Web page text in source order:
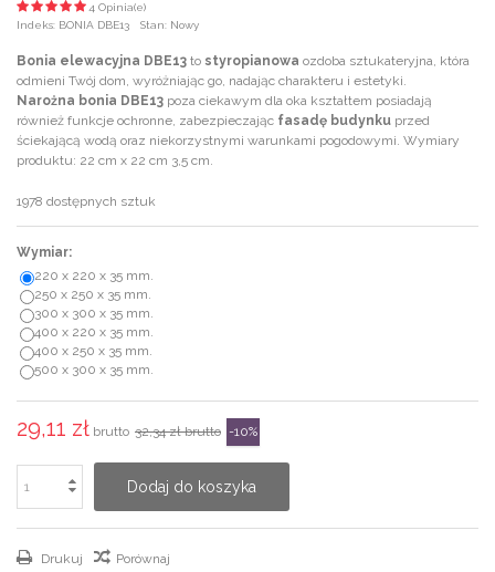
4 Opinia(e)
Indeks: BONIA DBE13 Stan: Nowy
Bonia elewacyjna DBE13 to styropianowa ozdoba sztukateryjna, która
odmieni Twój dom, wyróżniając go, nadając charakteru i estetyki.
Narożna bonia DBE13 poza ciekawym dla oka kształtem posiadają
również funkcje ochronne, zabezpieczając fasadę budynku przed
ściekającą wodą oraz niekorzystnymi warunkami pogodowymi. Wymiary
produktu: 22 cm x 22 cm 3,5 cm.
1978 dostępnych sztuk
Wymiar:
220 x 220 x 35 mm.
250 x 250 x 35 mm.
300 x 300 x 35 mm.
400 x 220 x 35 mm.
400 x 250 x 35 mm.
500 x 300 x 35 mm.
29,11 zł brutto 32,34 złbrutto -10%
Dodaj do koszyka
Drukuj
Porównaj